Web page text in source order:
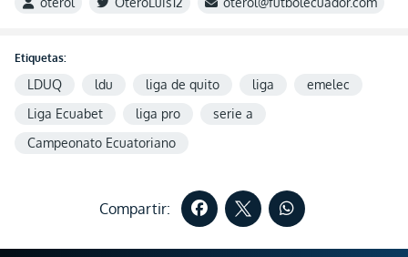
Etiquetas:
LDUQ ldu liga de quito liga
emelec
Liga Ecuabet
liga pro
serie a
Campeonato Ecuatoriano
Compartir: